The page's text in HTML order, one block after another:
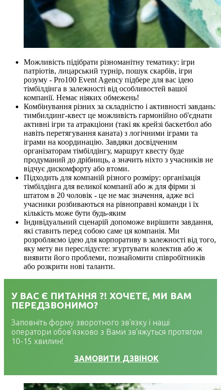
Можливість підібрати різноманітну тематику: ігри
патріотів, лицарський турнір, пошук скарбів, ігри
розуму - Pro100 Event Agency підбере для вас ідею
тімбілдінга в залежності від особливостей вашої
компанії. Немає ніяких обмежень!
Комбінування різних за складністю і активності завдань:
тимбилдинг-квест це можливість гармонійно об'єднати
активні ігри та атракціони (такі як крейзі баскетбол або
навіть перетягування каната) з логічними іграми та
іграми на координацію. Завдяки досвідченим
організаторам тімбілдінгу, маршрут квесту буде
продуманий до дрібниць, а значить ніхто з учасників не
відчує дискомфорту або втоми.
Підходить для компаній різного розміру: організація
тімбілдінга для великої компанії або ж для фірми зі
штатом в 20 чоловік - це не має значення, адже всі
учасники розбиваються на рівноправні команди і їх
кількість може бути будь-яким
Індивідуальний сценарій допоможе вирішити завдання,
які ставить перед собою саме ця компанія. Ми
розробляємо ідею для корпоративу в залежності від того,
яку мету ви переслідуєте: згуртувати колектив або ж
виявити його проблеми, познайомити співробітників
або розкрити нові таланти.
У ВАС Є ПИТАННЯ ?! ХОЧЕТЕ, МИ ВАМ
ПЕРЕДЗВОНИМО?
Заповніть форму зворотного зв'язку і наші
оператори обов'язково з Вами зв'яжуться протягом
10-15 хвилин!
ЗАМОВИТИ ДЗВІНОК